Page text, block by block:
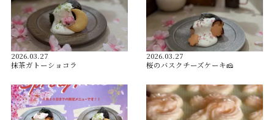
2026.03.27
抹茶ガトーショコラ
2026.03.27
桜のバスクチーズケーキ🧀